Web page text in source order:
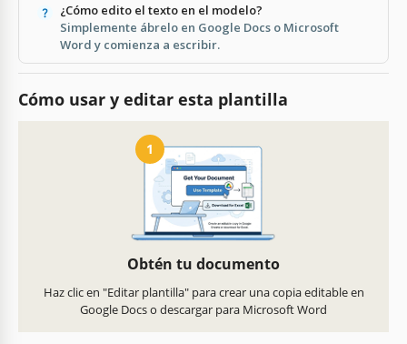
¿Cómo edito el texto en el modelo?
Simplemente ábrelo en Google Docs o Microsoft
Word y comienza a escribir.
Cómo usar y editar esta plantilla
1
Obtén tu documento
Haz clic en "Editar plantilla" para crear una copia editable en
Google Docs o descargar para Microsoft Word